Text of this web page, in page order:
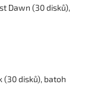
Dawn (30 disků),
(30 disků), batoh